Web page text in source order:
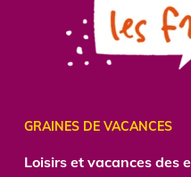
GRAINES DE VACANCES
Loisirs et vacances des